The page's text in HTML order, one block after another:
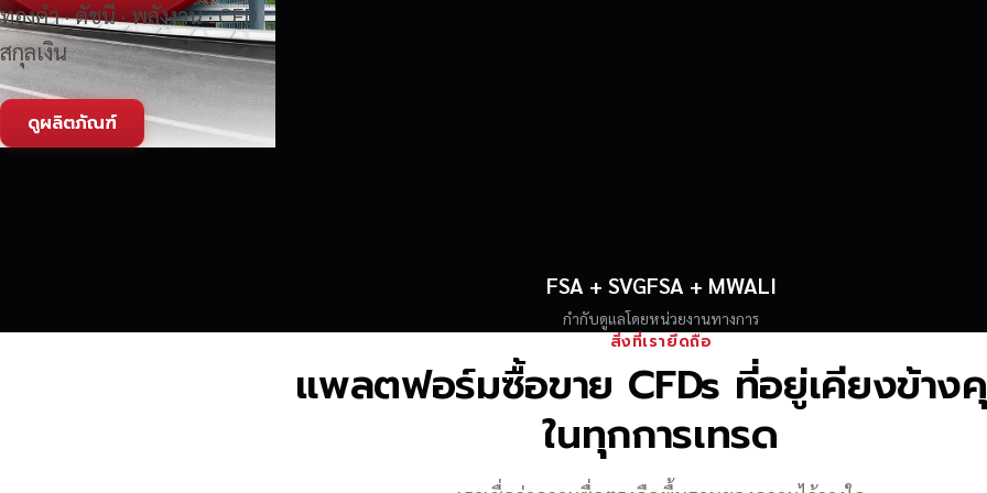
ทองคำ · ดัชนี · พลังงาน · CFD
สกุลเงิน
ดูผลิตภัณฑ์
FSA + SVGFSA + MWALI
กำกับดูแลโดยหน่วยงานทางการ
สิ่งที่เรายึดถือ
แพลตฟอร์มซื้อขาย CFDs ที่อยู่เคียงข้า
ในทุกการเทรด